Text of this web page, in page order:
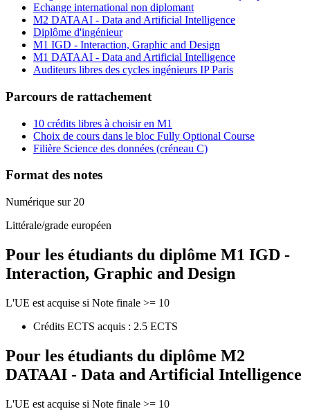
Echange international non diplomant
M2 DATAAI - Data and Artificial Intelligence
Diplôme d'ingénieur
M1 IGD - Interaction, Graphic and Design
M1 DATAAI - Data and Artificial Intelligence
Auditeurs libres des cycles ingénieurs IP Paris
Parcours de rattachement
10 crédits libres à choisir en M1
Choix de cours dans le bloc Fully Optional Course
Filière Science des données (créneau C)
Format des notes
Numérique sur 20
Littérale/grade européen
Pour les étudiants du diplôme M1 IGD -
Interaction, Graphic and Design
L'UE est acquise si Note finale >= 10
Crédits ECTS acquis : 2.5 ECTS
Pour les étudiants du diplôme M2
DATAAI - Data and Artificial Intelligence
L'UE est acquise si Note finale >= 10